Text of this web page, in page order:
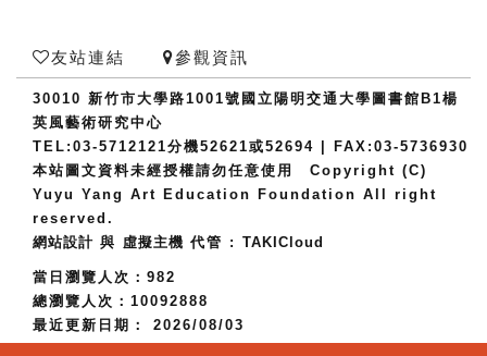
友站連結 參觀資訊
30010 新竹市大學路1001號國立陽明交通大學圖書館B1楊
英風藝術研究中心
TEL:03-5712121分機52621或52694 | FAX:03-5736930
本站圖文資料未經授權請勿任意使用 Copyright (C)
Yuyu Yang Art Education Foundation All right
reserved.
網站設計 與 虛擬主機 代管 : TAKICloud
當日瀏覽人次：982
總瀏覽人次：10092888
最近更新日期： 2026/08/03